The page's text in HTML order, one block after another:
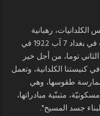
الكلدانيات، رهبانية
رسولية ذات حق بطريركي. تأسست في بغداد 7 آب 1922 في
توما، من أجل خير
كنيستنا الكلدانية، وتعمل
طقوسها، وهي
متبنّية مبادراتها،
جسد المسيح".